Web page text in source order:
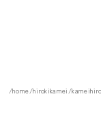
/home/hirokikamei/